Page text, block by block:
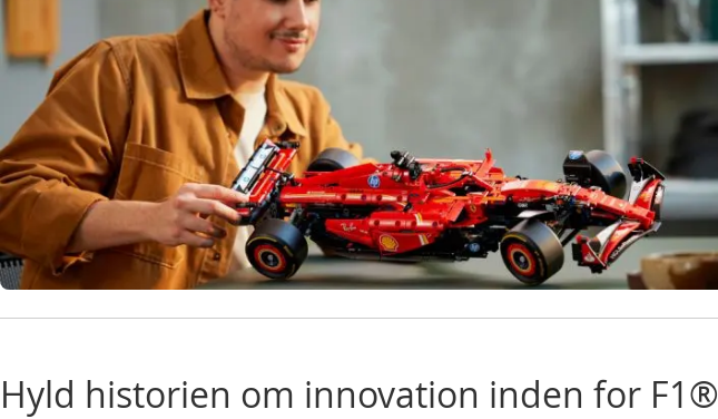
Hyld historien om innovation inden for F1®